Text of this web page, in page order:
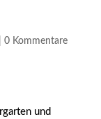
0 Kommentare